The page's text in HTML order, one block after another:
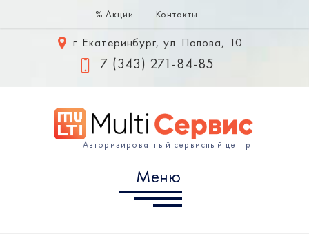
Меню
Samsung
Xiaomi
% Акции Контакты
г. Екатеринбург, ул. Попова, 10
7 (343) 271-84-85
Авторизированный сервисный центр
Меню